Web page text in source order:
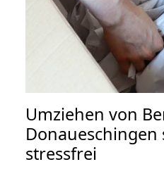
Umziehen von
Donaueschingen
stressfrei